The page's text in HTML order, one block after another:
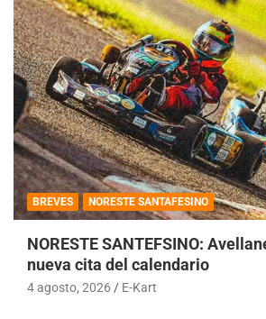
BREVES NORESTE SANTAFESINO
NORESTE SANTEFSINO:
nueva cita del calendario
4 agosto, 2026 E-Kart